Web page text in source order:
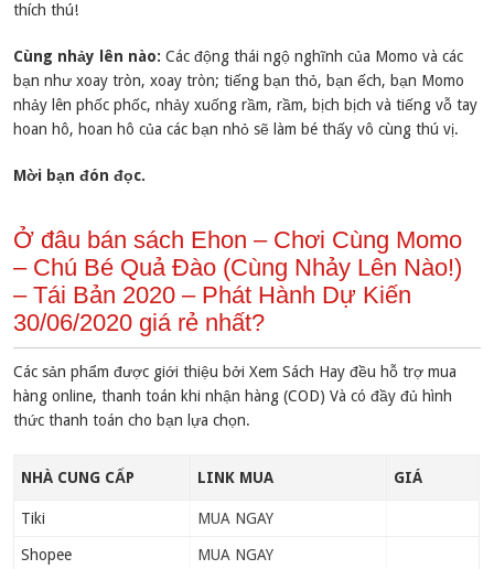
thích thú!
Cùng nhảy lên nào: Các động thái ngộ nghĩnh của Momo và các
bạn như xoay tròn, xoay tròn; tiếng bạn thỏ, bạn ếch, bạn Momo
nhảy lên phốc phốc, nhảy xuống rầm, rầm, bịch bịch và tiếng vỗ tay
hoan hô, hoan hô của các bạn nhỏ sẽ làm bé thấy vô cùng thú vị.
Mời bạn đón đọc.
Ở đâu bán sách Ehon – Chơi Cùng Momo
– Chú Bé Quả Đào (Cùng Nhảy Lên Nào!)
– Tái Bản 2020 – Phát Hành Dự Kiến
30/06/2020 giá rẻ nhất?
Các sản phẩm được giới thiệu bởi Xem Sách Hay đều hỗ trợ mua
hàng online, thanh toán khi nhận hàng (COD) Và có đầy đủ hình
thức thanh toán cho bạn lựa chọn.
NHÀ CUNG CẤP LINK MUA GIÁ
Tiki MUA NGAY
Shopee MUA NGAY